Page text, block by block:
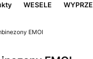
WESELE
EMOI